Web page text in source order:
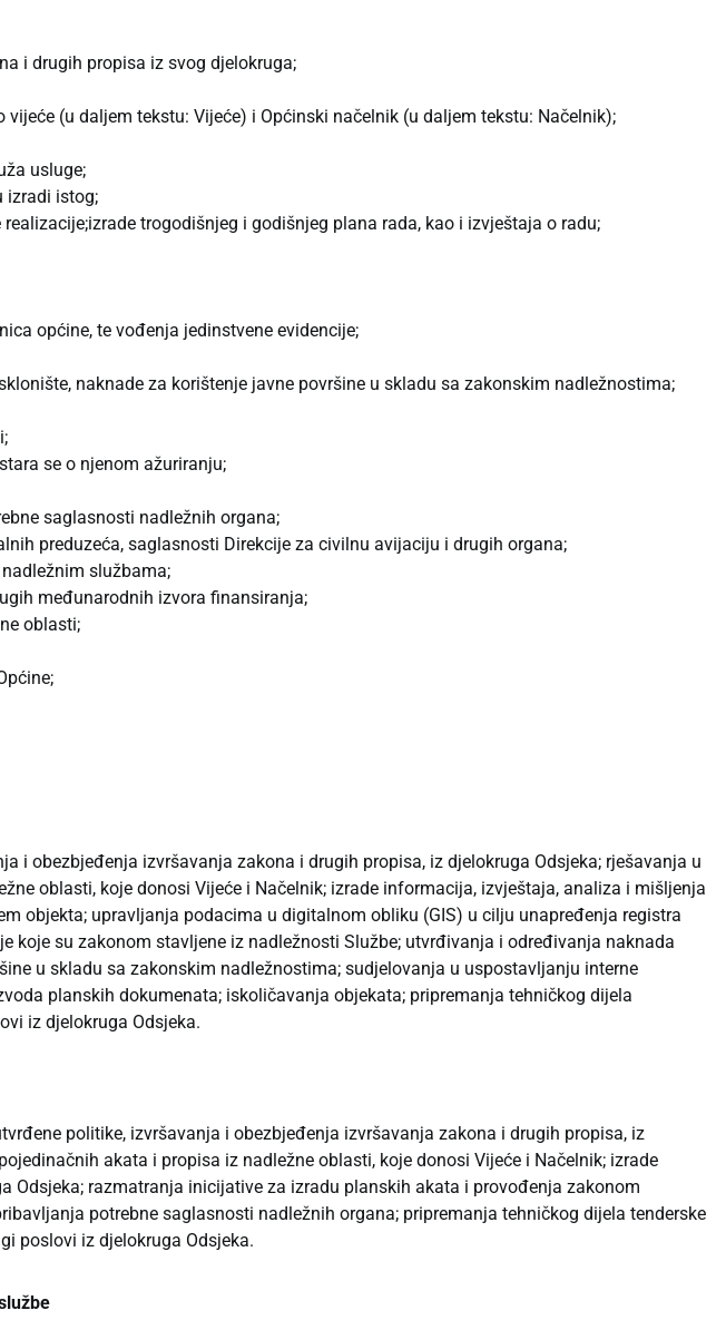
i drugih propisa iz svog djelokruga;
(u daljem tekstu: Vijeće) i Općinski načelnik (u daljem tekstu: Načelnik);
usluge;
izradi istog;
trogodišnjeg i godišnjeg plana rada, kao i izvještaja o radu;
općine, te vođenja jedinstvene evidencije;
naknade za korištenje javne površine u skladu sa zakonskim nadležnostima;
se o njenom ažuriranju;
saglasnosti nadležnih organa;
preduzeća, saglasnosti Direkcije za civilnu avijaciju i drugih organa;
službama;
međunarodnih izvora finansiranja;
oblasti;
i obezbjeđenja izvršavanja zakona i drugih propisa, iz djelokruga Odsjeka; rješavanja u
oblasti, koje donosi Vijeće i Načelnik; izrade informacija, izvještaja, analiza i mišljenja
objekta; upravljanja podacima u digitalnom obliku (GIS) u cilju unapređenja registra
koje su zakonom stavljene iz nadležnosti Službe; utvrđivanja i određivanja naknada
u skladu sa zakonskim nadležnostima; sudjelovanja u uspostavljanju interne
planskih dokumenata; iskoličavanja objekata; pripremanja tehničkog dijela
iz djelokruga Odsjeka.
politike, izvršavanja i obezbjeđenja izvršavanja zakona i drugih propisa, iz
akata i propisa iz nadležne oblasti, koje donosi Vijeće i Načelnik; izrade
razmatranja inicijative za izradu planskih akata i provođenja zakonom
potrebne saglasnosti nadležnih organa; pripremanja tehničkog dijela tenderske
poslovi iz djelokruga Odsjeka.